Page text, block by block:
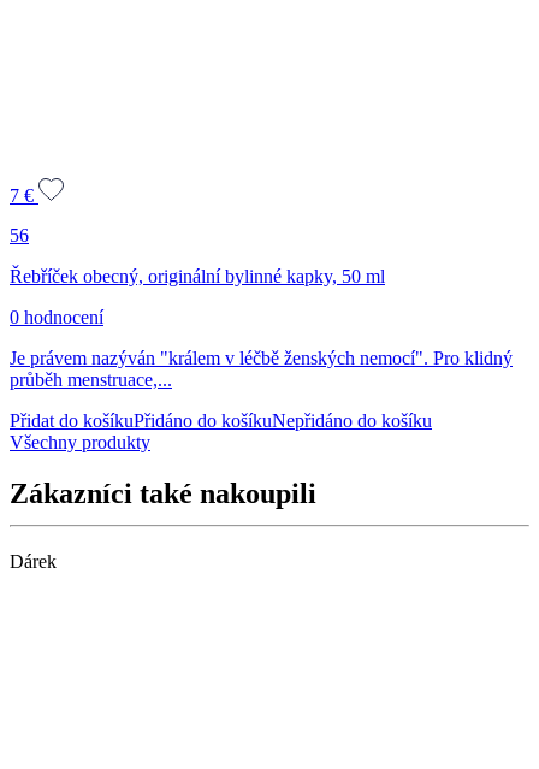
7 €
56
Řebříček obecný, originální bylinné kapky, 50 ml
0 hodnocení
Je právem nazýván "králem v léčbě ženských nemocí". Pro klidný
průběh menstruace,...
Přidat do košíkuPřidáno do košíkuNepřidáno do košíku
Všechny produkty
Zákazníci také nakoupili
Dárek